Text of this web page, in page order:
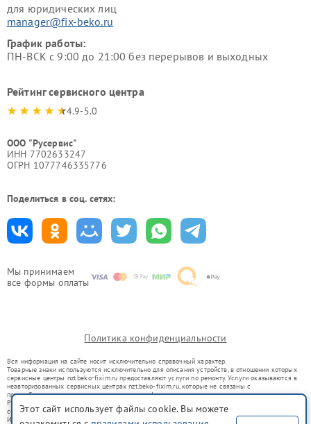
Мы принимаем
все формы оплаты
для юридических лиц
manager@fix-beko.ru
График работы:
ПН-ВСК с 9:00 до 21:00 без перерывов и выходных
Рейтинг сервисного центра
4.9-5.0
ООО "Русервис"
ИНН 7702633247
ОГРН 1077746335776
Поделиться в соц. сетях:
Политика конфиденциальности
Вся информация на сайте носит исключительно справочный характер.
Товарные знаки используются исключительно для описания устройств, в отношении которых
сервисные центры nzt.beko-fixim.ru предоставляют услуги по ремонту. Услуги оказываются в
неавторизованных сервисных центрах nzt.beko-fixim.ru, которые не связаны с
правообладателями товарных знаков или их официальными представителями.
Ремонт осуществляется для устройств, уже введенных в гражданский оборот в соответствии
со статьей 1487 ГК РФ.
Использование товарных знаков не преследует цели индивидуализации услуг или введения
Этот сайт использует файлы cookie. Вы можете